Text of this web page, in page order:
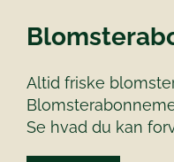
Altid friske
Se hvad du kan